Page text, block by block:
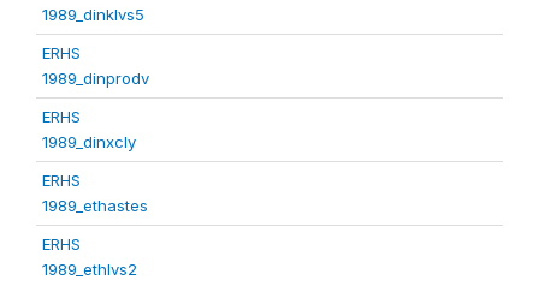
1989_dinklvs5
ERHS
1989_dinprodv
ERHS
1989_dinxcly
ERHS
1989_ethastes
ERHS
1989_ethlvs2